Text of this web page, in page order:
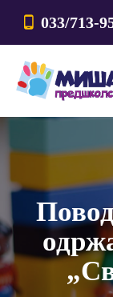
033/713-